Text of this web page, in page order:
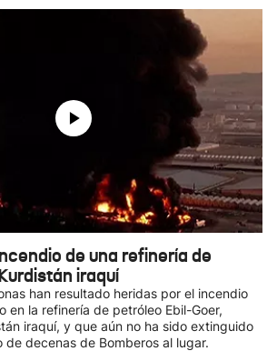
de una refinería de
iraquí
han resultado heridas por el incendio
en la refinería de petróleo Ebil-Goer,
iraquí, y que aún no ha sido extinguido
de decenas de Bomberos al lugar.